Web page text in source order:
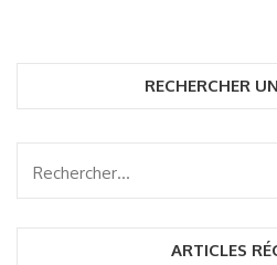
RECHERCHER
Rechercher :
ARTICLES